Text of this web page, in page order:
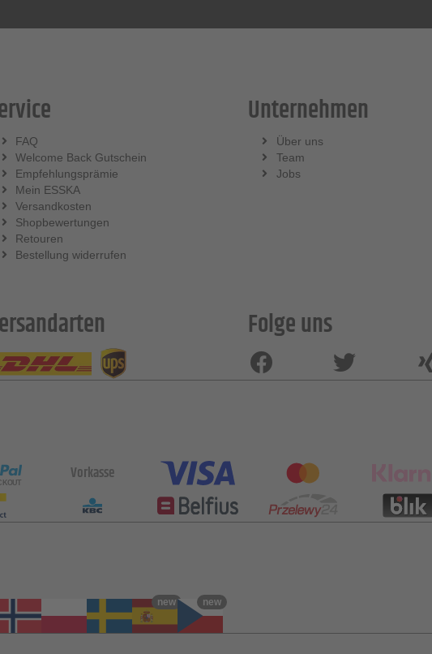
FAQ
Welcome Back Gutschein
Empfehlungsprämie
Mein ESSKA
Versandkosten
Shopbewertungen
Retouren
Bestellung widerrufen
Unternehmen
Über uns
Team
Jobs
Folge uns
Vorkasse
new new